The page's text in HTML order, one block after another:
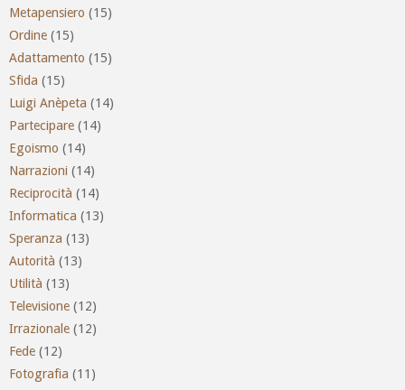
Metapensiero (15)
Ordine (15)
Adattamento (15)
Sfida (15)
Luigi Anèpeta (14)
Partecipare (14)
Egoismo (14)
Narrazioni (14)
Reciprocità (14)
Informatica (13)
Speranza (13)
Autorità (13)
Utilità (13)
Televisione (12)
Irrazionale (12)
Fede (12)
Fotografia (11)